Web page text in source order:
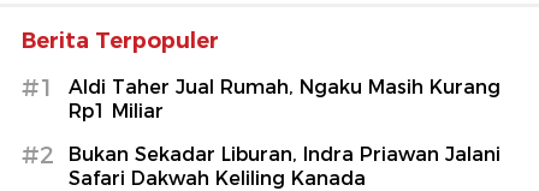
Berita Terpopuler
#1
Aldi Taher Jual Rumah, Ngaku Masih Kurang
Rp1 Miliar
#2
Bukan Sekadar Liburan, Indra Priawan Jalani
Safari Dakwah Keliling Kanada